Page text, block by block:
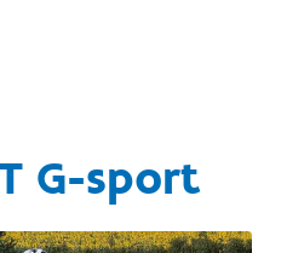
G-sport